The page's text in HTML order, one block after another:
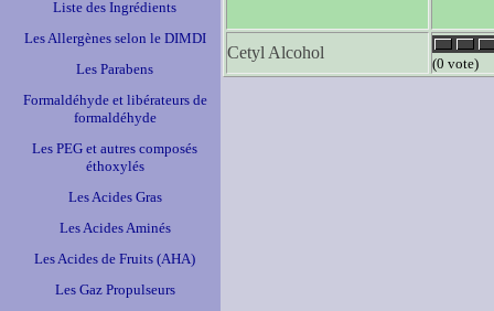
Liste des Ingrédients
Les Allergènes selon le DIMDI
Les Parabens
Formaldéhyde et libérateurs de
formaldéhyde
Les PEG et autres composés
éthoxylés
Les Acides Gras
Les Acides Aminés
Les Acides de Fruits (AHA)
Les Gaz Propulseurs
Cetyl Alcohol
(0 vote)